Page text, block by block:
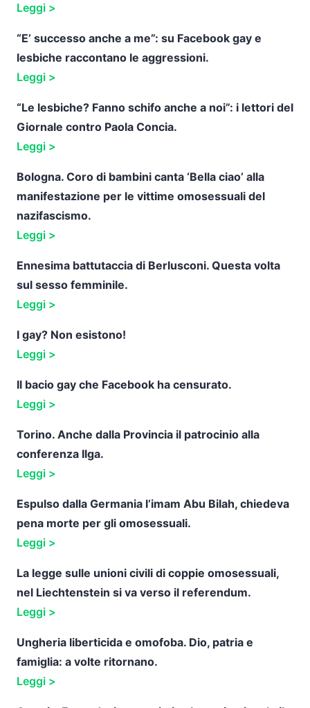
Leggi >
“E’ successo anche a me”: su Facebook gay e
lesbiche raccontano le aggressioni.
Leggi >
“Le lesbiche? Fanno schifo anche a noi”: i lettori del
Giornale contro Paola Concia.
Leggi >
Bologna. Coro di bambini canta ‘Bella ciao’ alla
manifestazione per le vittime omosessuali del
nazifascismo.
Leggi >
Ennesima battutaccia di Berlusconi. Questa volta
sul sesso femminile.
Leggi >
I gay? Non esistono!
Leggi >
Il bacio gay che Facebook ha censurato.
Leggi >
Torino. Anche dalla Provincia il patrocinio alla
conferenza Ilga.
Leggi >
Espulso dalla Germania l’imam Abu Bilah, chiedeva
pena morte per gli omosessuali.
Leggi >
La legge sulle unioni civili di coppie omosessuali,
nel Liechtenstein si va verso il referendum.
Leggi >
Ungheria liberticida e omofoba. Dio, patria e
famiglia: a volte ritornano.
Leggi >